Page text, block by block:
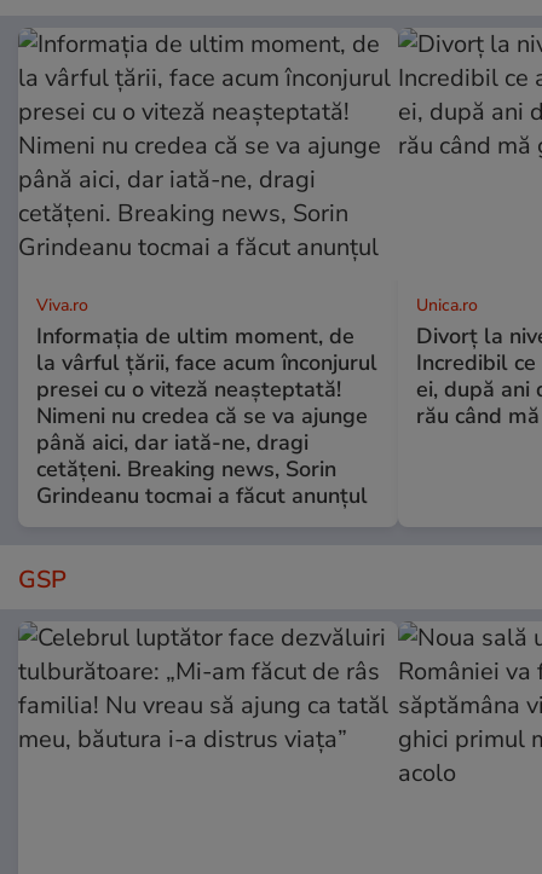
Viva.ro
Informația de ultim moment, de
la vârful țării, face acum înconjurul
presei cu o viteză neașteptată!
Nimeni nu credea că se va ajunge
până aici, dar iată-ne, dragi
cetățeni. Breaking news, Sorin
Grindeanu tocmai a făcut anunțul
Unica.ro
Divorț la
Incredibil
ei, după ani
rău când
GSP